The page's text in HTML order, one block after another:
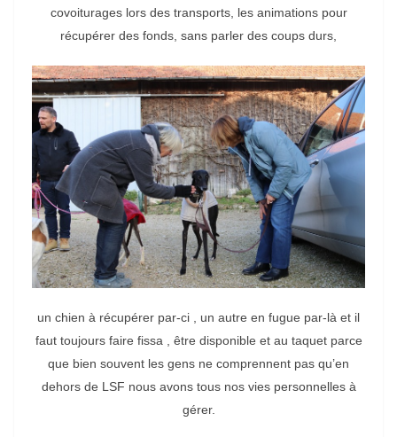
covoiturages lors des transports, les animations pour
récupérer des fonds, sans parler des coups durs,
un chien à récupérer par-ci , un autre en fugue par-là et il
faut toujours faire fissa , être disponible et au taquet parce
que bien souvent les gens ne comprennent pas qu’en
dehors de LSF nous avons tous nos vies personnelles à
gérer.